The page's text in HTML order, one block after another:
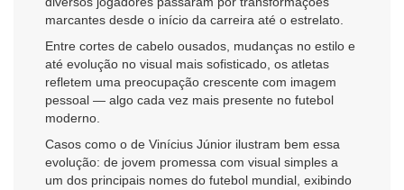
marcantes desde o início da carreira até o estrelato.
Entre cortes de cabelo ousados, mudanças no estilo e
até evolução no visual mais sofisticado, os atletas
refletem uma preocupação crescente com imagem
pessoal — algo cada vez mais presente no futebol
moderno.
Casos como o de Vinícius Júnior ilustram bem essa
evolução: de jovem promessa com visual simples a
um dos principais nomes do futebol mundial, exibindo